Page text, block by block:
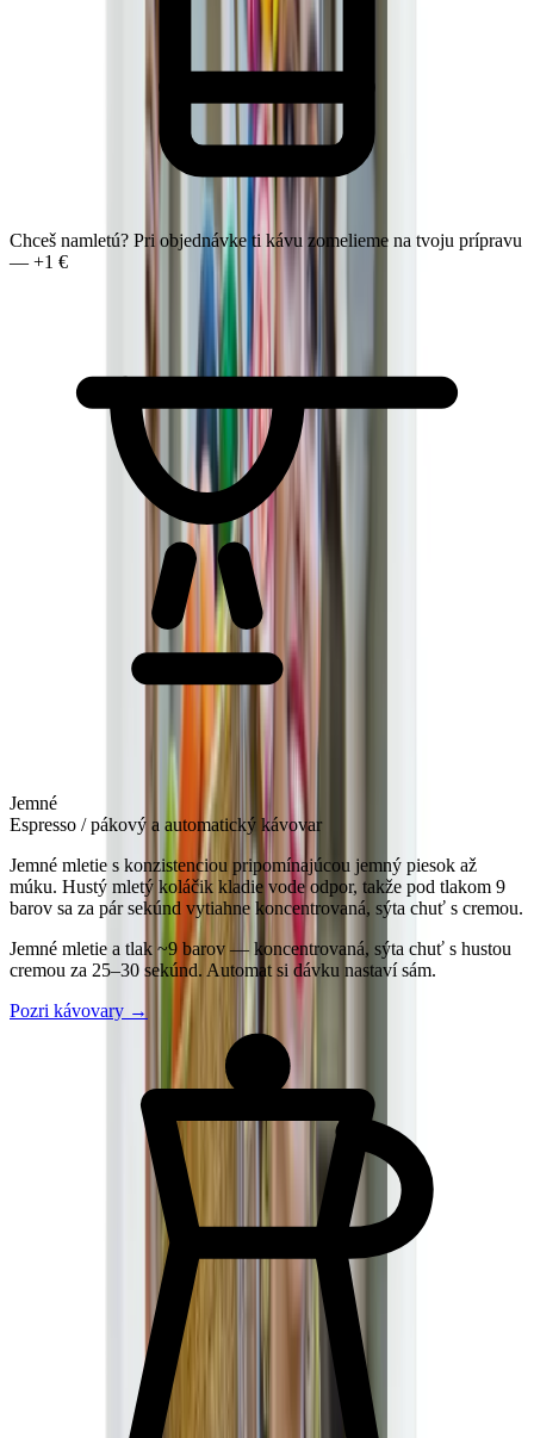
Chceš namletú? Pri objednávke ti kávu zomelieme na tvoju prípravu
— +1 €
Jemné
Espresso / pákový a automatický kávovar
Jemné mletie s konzistenciou pripomínajúcou jemný piesok až
múku. Hustý mletý koláčik kladie vode odpor, takže pod tlakom 9
barov sa za pár sekúnd vytiahne koncentrovaná, sýta chuť s cremou.
Jemné mletie a tlak ~9 barov — koncentrovaná, sýta chuť s hustou
cremou za 25–30 sekúnd. Automat si dávku nastaví sám.
Pozri kávovary →